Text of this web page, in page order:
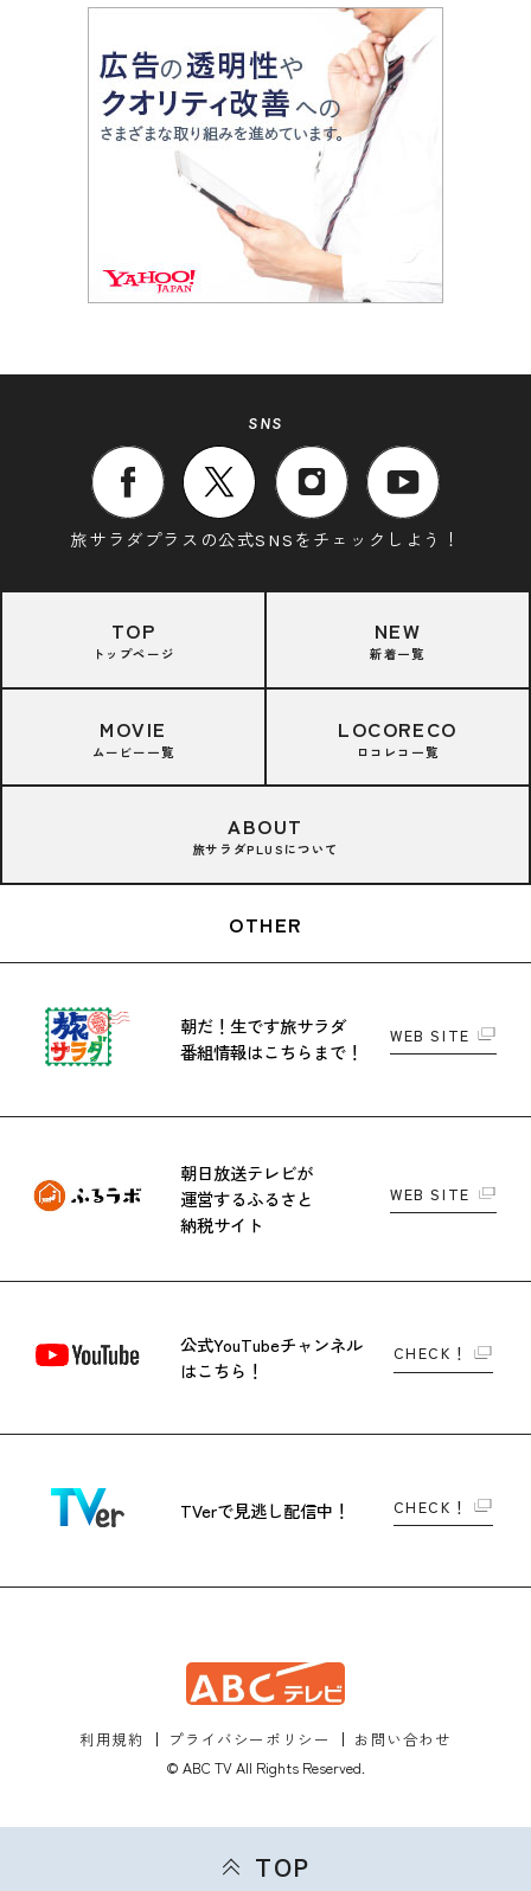
SNS
旅サラダプラスの公式SNSをチェックしよう！
TOP
トップページ
NEW
新着一覧
MOVIE
ムービー一覧
LOCORECO
ロコレコ一覧
ABOUT
旅サラダPLUSについて
OTHER
朝だ！生です旅サラダ
番組情報はこちらまで！
WEB SITE
朝日放送テレビが
運営するふるさと
納税サイト
WEB SITE
公式YouTubeチャンネル
はこちら！
CHECK！
TVerで見逃し配信中！ CHECK！
利用規約 プライバシーポリシー
お問い合わせ
© ABC TV All Rights Reserved.
TOP